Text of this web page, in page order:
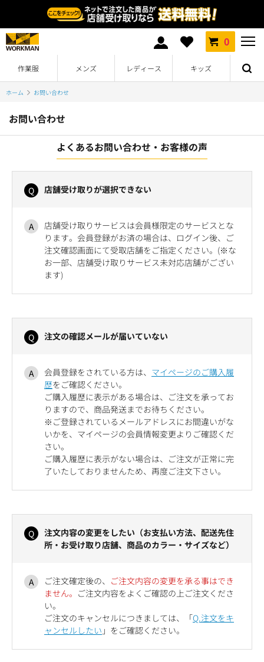
0
作業服 メンズ レディース キッズ
ホーム お問い合わせ
お問い合わせ
よくあるお問い合わせ・お客様の声
店舗受け取りが選択できない
店舗受け取りサービスは会員様限定のサービスとな
ります。会員登録がお済の場合は、ログイン後、ご
注文確認画面にて受取店舗をご指定ください。(※な
お一部、店舗受け取りサービス未対応店舗がござい
ます)
注文の確認メールが届いていない
会員登録をされている方は、 マイページのご購入履
歴をご確認ください。
ご購入履歴に表示がある場合は、ご注文を承ってお
りますので、商品発送までお待ちください。
※ご登録されているメールアドレスにお間違いがな
いかを、マイページの会員情報変更よりご確認くだ
さい。
ご購入履歴に表示がない場合は、ご注文が正常に完
了いたしておりませんため、再度ご注文下さい。
注文内容の変更をしたい（お支払い方法、配送先住
所・お受け取り店舗、商品のカラー・サイズなど）
ご注文確定後の、 ご注文内容の変更を承る事はでき
ません。 ご注文内容をよくご確認の上ご注文くださ
い。
ご注文のキャンセルにつきましては、「Q.注文をキ
ャンセルしたい 」をご確認ください。